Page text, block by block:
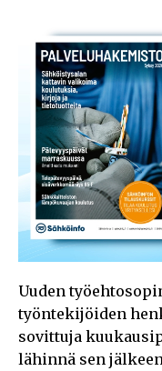
Uuden
työntekijöiden
sovittuja
lähinnä sen